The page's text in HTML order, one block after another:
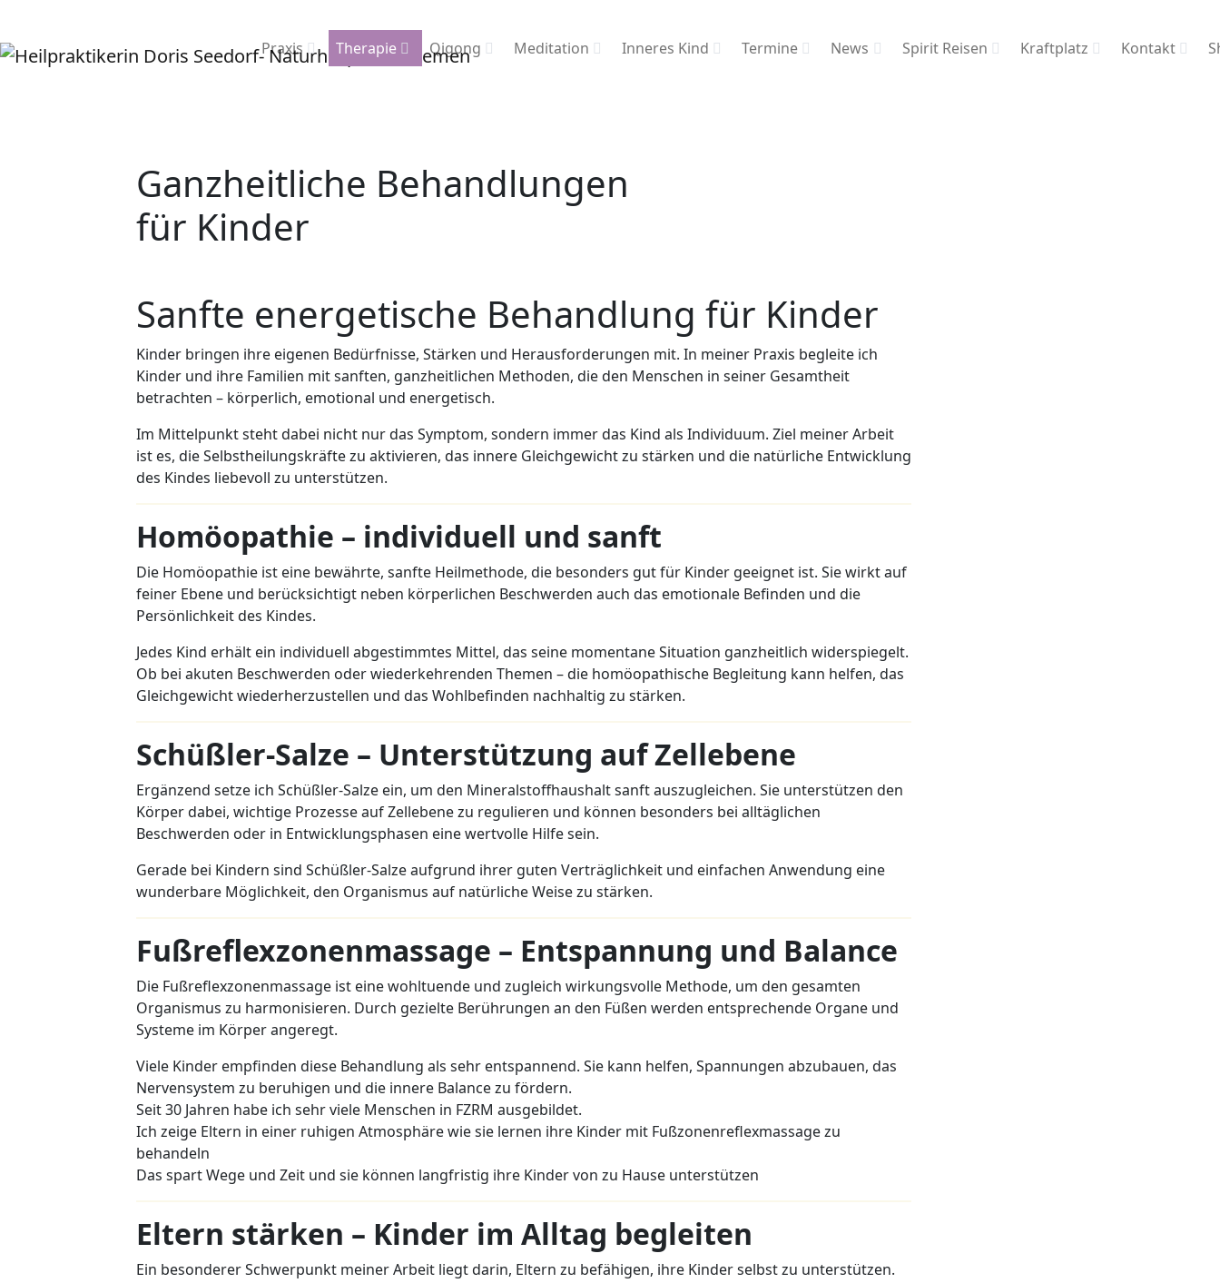
Praxis Therapie Qigong Meditation Inneres Kind Termine News Spirit Reisen Kraftplatz Kontakt
Ganzheitliche Behandlungen
für Kinder
Sanfte energetische Behandlung für Kinder
Kinder bringen ihre eigenen Bedürfnisse, Stärken und Herausforderungen mit. In meiner Praxis begleite ich
Kinder und ihre Familien mit sanften, ganzheitlichen Methoden, die den Menschen in seiner Gesamtheit
betrachten – körperlich, emotional und energetisch.
Im Mittelpunkt steht dabei nicht nur das Symptom, sondern immer das Kind als Individuum. Ziel meiner Arbeit
ist es, die Selbstheilungskräfte zu aktivieren, das innere Gleichgewicht zu stärken und die natürliche Entwicklung
des Kindes liebevoll zu unterstützen.
Homöopathie – individuell und sanft
Die Homöopathie ist eine bewährte, sanfte Heilmethode, die besonders gut für Kinder geeignet ist. Sie wirkt auf
feiner Ebene und berücksichtigt neben körperlichen Beschwerden auch das emotionale Befinden und die
Persönlichkeit des Kindes.
Jedes Kind erhält ein individuell abgestimmtes Mittel, das seine momentane Situation ganzheitlich widerspiegelt.
Ob bei akuten Beschwerden oder wiederkehrenden Themen – die homöopathische Begleitung kann helfen, das
Gleichgewicht wiederherzustellen und das Wohlbefinden nachhaltig zu stärken.
Schüßler-Salze – Unterstützung auf Zellebene
Ergänzend setze ich Schüßler-Salze ein, um den Mineralstoffhaushalt sanft auszugleichen. Sie unterstützen den
Körper dabei, wichtige Prozesse auf Zellebene zu regulieren und können besonders bei alltäglichen
Beschwerden oder in Entwicklungsphasen eine wertvolle Hilfe sein.
Gerade bei Kindern sind Schüßler-Salze aufgrund ihrer guten Verträglichkeit und einfachen Anwendung eine
wunderbare Möglichkeit, den Organismus auf natürliche Weise zu stärken.
Fußreflexzonenmassage – Entspannung und Balance
Die Fußreflexzonenmassage ist eine wohltuende und zugleich wirkungsvolle Methode, um den gesamten
Organismus zu harmonisieren. Durch gezielte Berührungen an den Füßen werden entsprechende Organe und
Systeme im Körper angeregt.
Viele Kinder empfinden diese Behandlung als sehr entspannend. Sie kann helfen, Spannungen abzubauen, das
Nervensystem zu beruhigen und die innere Balance zu fördern.
Seit 30 Jahren habe ich sehr viele Menschen in FZRM ausgebildet.
Ich zeige Eltern in einer ruhigen Atmosphäre wie sie lernen ihre Kinder mit Fußzonenreflexmassage zu
behandeln
Das spart Wege und Zeit und sie können langfristig ihre Kinder von zu Hause unterstützen
Eltern stärken – Kinder im Alltag begleiten
Ein besonderer Schwerpunkt meiner Arbeit liegt darin, Eltern zu befähigen, ihre Kinder selbst zu unterstützen.